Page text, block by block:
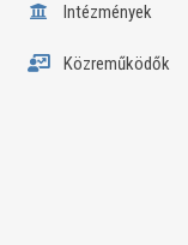
Intézmények
Közreműködők